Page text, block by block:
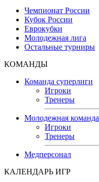
Чемпионат России
Кубок России
Еврокубки
Молодежная лига
Остальные турниры
КОМАНДЫ
Команда суперлиги
Игроки
Тренеры
Молодежная команда
Игроки
Тренеры
Медперсонал
КАЛЕНДАРЬ ИГР